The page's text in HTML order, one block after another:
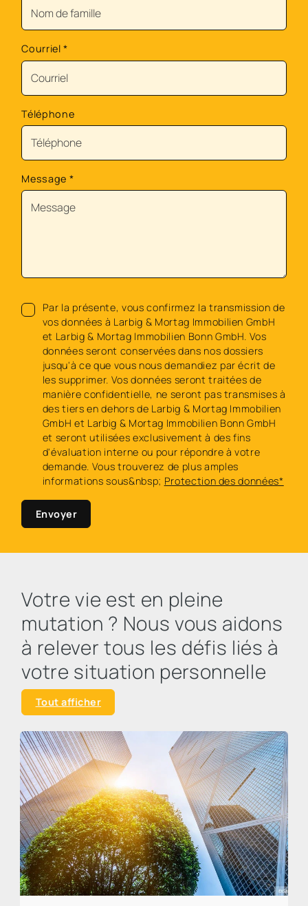
Courriel*
Téléphone
Message *
Par la présente, vous confirmez la transmission de
vos données à Larbig & Mortag Immobilien GmbH
et Larbig & Mortag Immobilien Bonn GmbH. Vos
données seront conservées dans nos dossiers
jusqu'à ce que vous nous demandiez par écrit de
les supprimer. Vos données seront traitées de
manière confidentielle, ne seront pas transmises à
des tiers en dehors de Larbig & Mortag Immobilien
GmbH et Larbig & Mortag Immobilien Bonn GmbH
et seront utilisées exclusivement à des fins
d'évaluation interne ou pour répondre à votre
demande. Vous trouverez de plus amples
informations sous&nbsp; Protection des données*
Envoyer
Votre vie est en pleine
mutation ? Nous vous aidons
à relever tous les défis liés à
votre situation personnelle
Tout afficher